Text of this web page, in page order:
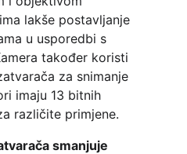
lakše postavljanje
u usporedbi s
također koristi
za snimanje
imaju 13 bitnih
različite primjene.
smanjuje